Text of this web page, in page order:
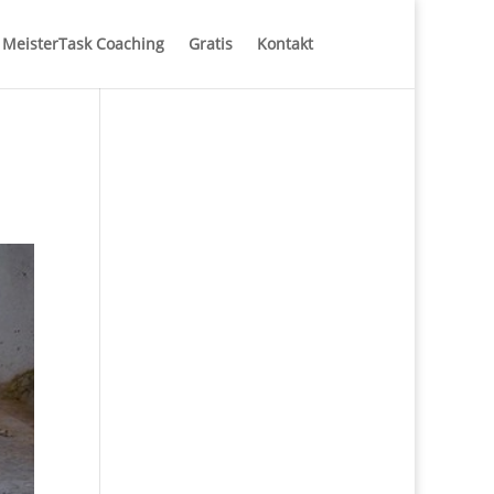
MeisterTask Coaching Gratis Kontakt